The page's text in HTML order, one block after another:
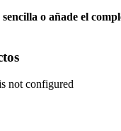
o añade el
not configured